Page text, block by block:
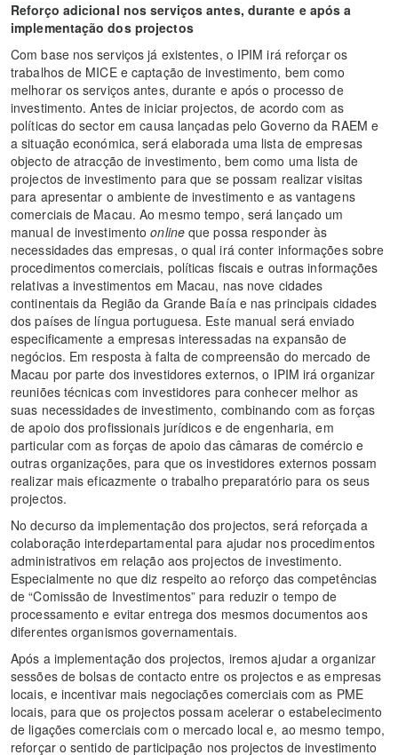
Reforço adicional nos serviços antes, durante e após a
implementação dos projectos
Com base nos serviços já existentes, o IPIM irá reforçar os
trabalhos de MICE e captação de investimento, bem como
melhorar os serviços antes, durante e após o processo de
investimento. Antes de iniciar projectos, de acordo com as
políticas do sector em causa lançadas pelo Governo da RAEM e
a situação económica, será elaborada uma lista de empresas
objecto de atracção de investimento, bem como uma lista de
projectos de investimento para que se possam realizar visitas
para apresentar o ambiente de investimento e as vantagens
comerciais de Macau. Ao mesmo tempo, será lançado um
manual de investimentoonlineque possa responder às
necessidades das empresas, o qual irá conter informações sobre
procedimentos comerciais, políticas fiscais e outras informações
relativas a investimentos em Macau, nas nove cidades
continentais da Região da Grande Baía e nas principais cidades
dos países de língua portuguesa. Este manual será enviado
especificamente a empresas interessadas na expansão de
negócios. Em resposta à falta de compreensão do mercado de
Macau por parte dos investidores externos, o IPIM irá organizar
reuniões técnicas com investidores para conhecer melhor as
suas necessidades de investimento, combinando com as forças
de apoio dos profissionais jurídicos e de engenharia, em
particular com as forças de apoio das câmaras de comércio e
outras organizações, para que os investidores externos possam
realizar mais eficazmente o trabalho preparatório para os seus
projectos.
No decurso da implementação dos projectos, será reforçada a
colaboração interdepartamental para ajudar nos procedimentos
administrativos em relação aos projectos de investimento.
Especialmente no que diz respeito ao reforço das competências
de “Comissão de Investimentos” para reduzir o tempo de
processamento e evitar entrega dos mesmos documentos aos
diferentes organismos governamentais.
Após a implementação dos projectos, iremos ajudar a organizar
sessões de bolsas de contacto entre os projectos e as empresas
locais, e incentivar mais negociações comerciais com as PME
locais, para que os projectos possam acelerar o estabelecimento
de ligações comerciais com o mercado local e, ao mesmo tempo,
reforçar o sentido de participação nos projectos de investimento